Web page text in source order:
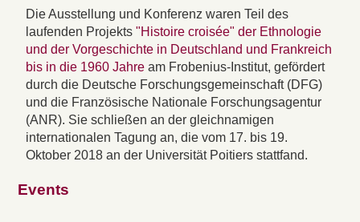
Die Ausstellung und Konferenz waren Teil des
laufenden Projekts "Histoire croisée" der Ethnologie
und der Vorgeschichte in Deutschland und Frankreich
bis in die 1960 Jahre am Frobenius-Institut, gefördert
durch die Deutsche Forschungsgemeinschaft (DFG)
und die Französische Nationale Forschungsagentur
(ANR). Sie schließen an der gleichnamigen
internationalen Tagung an, die vom 17. bis 19.
Oktober 2018 an der Universität Poitiers stattfand.
Events